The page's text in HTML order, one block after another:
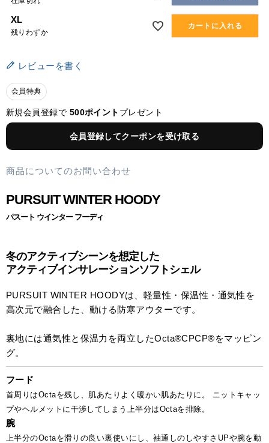
XL
残りわずか
カートに入れる
レビューを書く
会員特典
新規会員登録で 500ポイント プレゼント
会員登録してクーポンを受け取る
商品についてのお問い合わせ
PURSUIT WINTER HOODY
パスート ウインター フーディ
冬のアクティブシーンを想定した
アクティブインサレーションソフトシェル
PURSUIT WINTER HOODYは、軽量性・保温性・通気性を
高次元で融合した、動ける防寒アウターです。
裏地には通気性と保温力を両立したOcta®CPCP®をマッピン
グ。
フード
首周りはOctaを残し、肌あたりよく暖かい肌あたりに。 ニットキャッ
プやヘルメットに干渉してしまう上半分はOctaを排除。
腕
上半分のOctaを滑りの良い裏使いにし、袖通しのしやすさUPや腕を動